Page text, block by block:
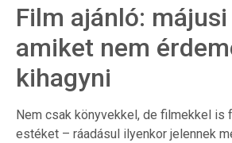
Film ajánló:
amiket nem
kihagyni
Nem csak könyvekkel, de filmekkel is
estéket – ráadásul ilyenkor jelennek